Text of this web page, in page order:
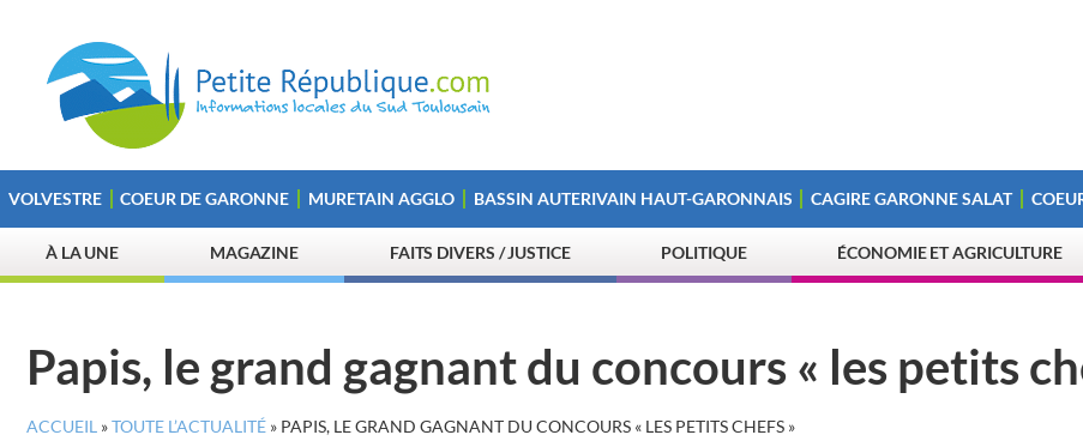
VOLVESTRE COEUR DE GARONNE MURETAIN AGGLO BASSIN AUTERIVAIN HAUT-GARONNAIS CAGIRE GARONNE SALAT
À LA UNE MAGAZINE FAITS DIVERS / JUSTICE POLITIQUE ÉCONOMIE ET AGRICULTURE
Papis, le grand gagnant du concours « les petits
ACCUEIL »TOUTE L’ACTUALITÉ » PAPIS, LE GRAND GAGNANT DU CONCOURS « LES PETITS CHEFS »